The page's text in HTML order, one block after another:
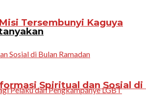
Tersembunyi Kaguya
Spiritual dan Sosial di